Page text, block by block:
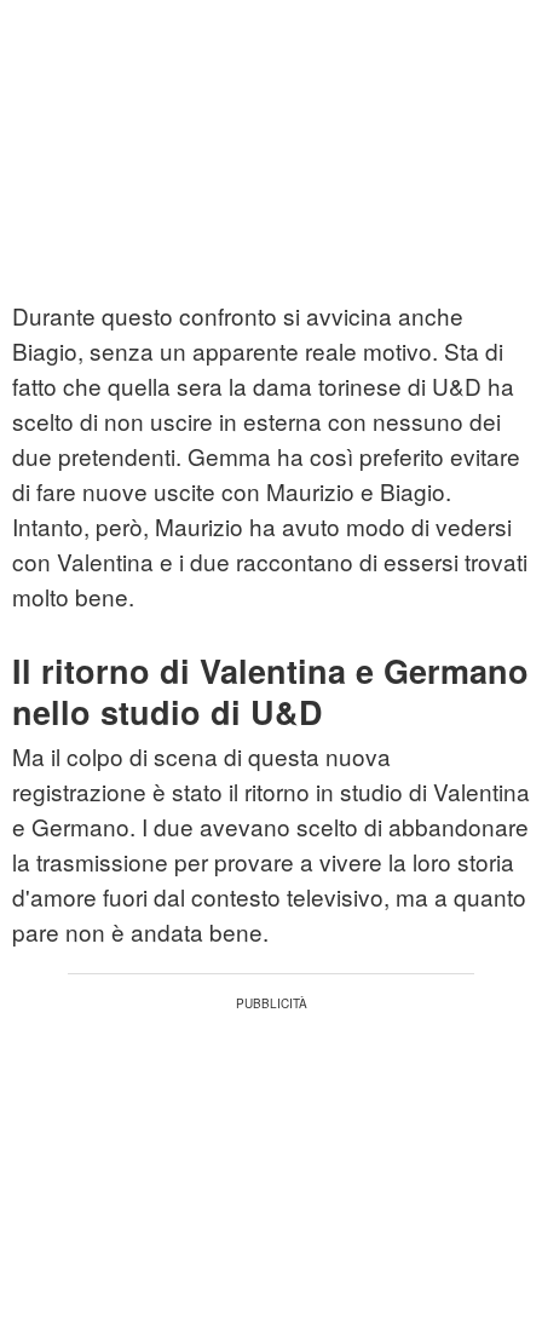
Durante questo confronto si avvicina anche
Biagio, senza un apparente reale motivo. Sta di
fatto che quella sera la dama torinese di U&D ha
scelto di non uscire in esterna con nessuno dei
due pretendenti. Gemma ha così preferito evitare
di fare nuove uscite con Maurizio e Biagio.
Intanto, però, Maurizio ha avuto modo di vedersi
con Valentina e i due raccontano di essersi trovati
molto bene.
Il ritorno di Valentina e Germano
nello studio di U&D
Ma il colpo di scena di questa nuova
registrazione è stato il ritorno in studio di Valentina
e Germano. I due avevano scelto di abbandonare
la trasmissione per provare a vivere la loro storia
d'amore fuori dal contesto televisivo, ma a quanto
pare non è andata bene.